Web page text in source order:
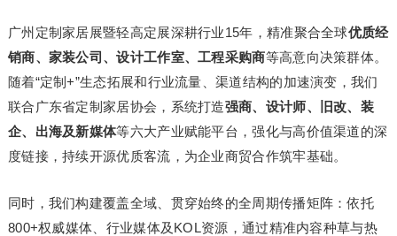
广州定制家居展暨轻高定展深耕行业15年，精准聚合全球优质经
销商、家装公司、设计工作室、工程采购商等高意向决策群体。
随着“定制+”生态拓展和行业流量、渠道结构的加速演变，我们
联合广东省定制家居协会，系统打造强商、设计师、旧改、装
企、出海及新媒体等六大产业赋能平台，强化与高价值渠道的深
度链接，持续开源优质客流，为企业商贸合作筑牢基础。
同时，我们构建覆盖全域、贯穿始终的全周期传播矩阵：依托
800+权威媒体、行业媒体及KOL资源，通过精准内容种草与热